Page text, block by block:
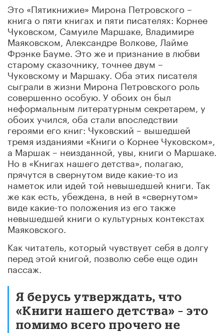
Это «Пятикнижие» Мирона Петровского –
книга о пяти книгах и пяти писателях: Корнее
Чуковском, Самуиле Маршаке, Владимире
Маяковском, Александре Волкове, Лайме
Фрэнке Бауме. Это же и признание в любви
старому сказочнику, точнее двум –
Чуковскому и Маршаку. Оба этих писателя
сыграли в жизни Мирона Петровского роль
совершенно особую. У обоих он был
неформальным литературным секретарем, у
обоих учился, оба стали впоследствии
героями его книг: Чуковский – вышедшей
тремя изданиями «Книги о Корнее Чуковском»,
а Маршак – неизданной, увы, книги о Маршаке.
Но в «Книгах нашего детства», полагаю,
прячутся в свернутом виде какие-то из
наметок или идей той невышедшей книги. Так
же как есть, убеждена, в ней в «свернутом»
виде какие-то положения из его также
невышедшей книги о культурных контекстах
Маяковского.
Как читатель, который чувствует себя в долгу
перед этой книгой, позволю себе еще один
пассаж.
Я берусь утверждать, что
«Книги нашего детства» – это
помимо всего прочего не